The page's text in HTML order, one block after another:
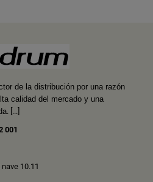
de la distribución por una razón
calidad del mercado y una
. [...]
001
10.11